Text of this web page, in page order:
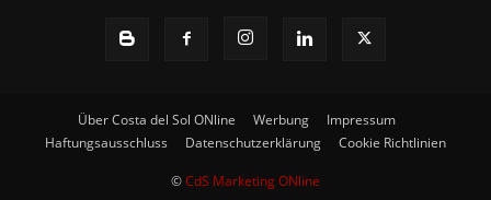
Über Costa del Sol ONline Werbung
Impressum
Haftungsausschluss
Datenschutzerklärung Cookie Richtlinien
©CdS Marketing ONline